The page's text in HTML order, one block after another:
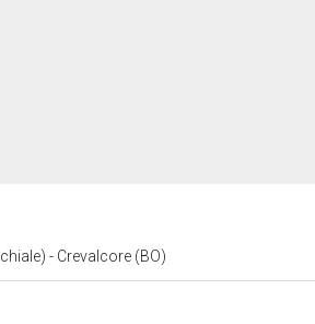
- Crevalcore (BO)